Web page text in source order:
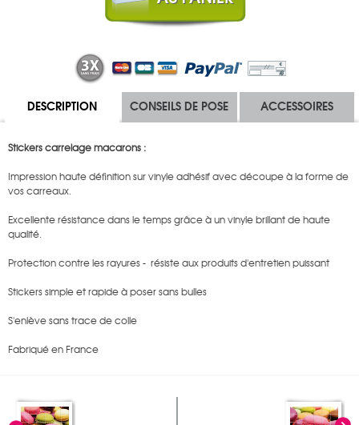
DESCRIPTION CONSEILS DE POSE ACCESSOIRES
Stickers carrelage macarons :
Impression haute définition sur vinyle adhésif avec découpe à la forme de
vos carreaux.
Excellente résistance dans le temps grâce à un vinyle brillant de haute
qualité.
Protection contre les rayures - résiste aux produits d'entretien puissant
Stickers simple et rapide à poser sans bulles
S'enlève sans trace de colle
Fabriqué en France